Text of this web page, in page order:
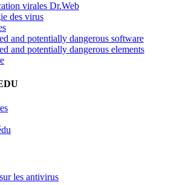
virales Dr.Web
des virus
and potentially dangerous software
and potentially dangerous elements
les antivirus